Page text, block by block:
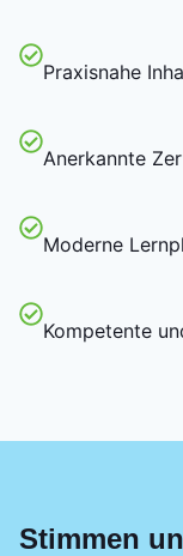
Praxisnahe
Anerkannte
Moderne
Kompetente
Stimmen